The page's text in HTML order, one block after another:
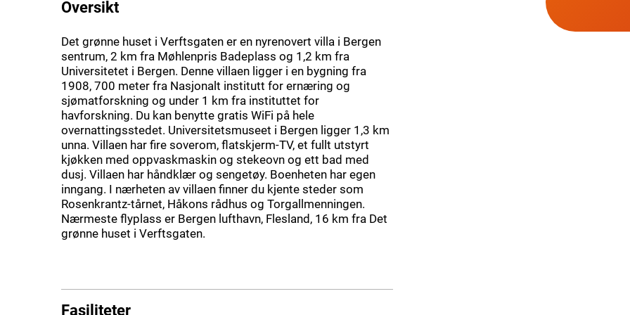
Oversikt
Det grønne huset i Verftsgaten er en nyrenovert villa i Bergen
sentrum, 2 km fra Møhlenpris Badeplass og 1,2 km fra
Universitetet i Bergen. Denne villaen ligger i en bygning fra
1908, 700 meter fra Nasjonalt institutt for ernæring og
sjømatforskning og under 1 km fra instituttet for
havforskning. Du kan benytte gratis WiFi på hele
overnattingsstedet. Universitetsmuseet i Bergen ligger 1,3 km
unna. Villaen har fire soverom, flatskjerm-TV, et fullt utstyrt
kjøkken med oppvaskmaskin og stekeovn og ett bad med
dusj. Villaen har håndklær og sengetøy. Boenheten har egen
inngang. I nærheten av villaen finner du kjente steder som
Rosenkrantz-tårnet, Håkons rådhus og Torgallmenningen.
Nærmeste flyplass er Bergen lufthavn, Flesland, 16 km fra Det
grønne huset i Verftsgaten.
Fasiliteter